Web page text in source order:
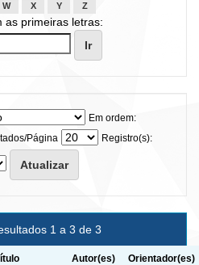
W X Y Z
as primeiras letras:
Em ordem:
Página
Registro(s):
1 a 3 de 3
Autor(es) Orientador(es)